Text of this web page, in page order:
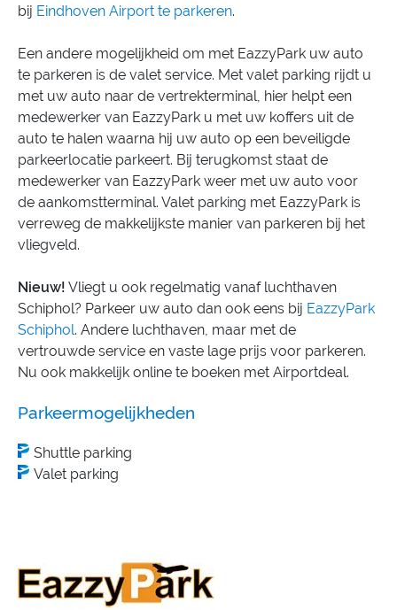
bij Eindhoven Airport te parkeren.
Een andere mogelijkheid om met EazzyPark uw auto
te parkeren is de valet service. Met valet parking rijdt u
met uw auto naar de vertrekterminal, hier helpt een
medewerker van EazzyPark u met uw koffers uit de
auto te halen waarna hij uw auto op een beveiligde
parkeerlocatie parkeert. Bij terugkomst staat de
medewerker van EazzyPark weer met uw auto voor
de aankomstterminal. Valet parking met EazzyPark is
verreweg de makkelijkste manier van parkeren bij het
vliegveld.
Nieuw! Vliegt u ook regelmatig vanaf luchthaven
Schiphol? Parkeer uw auto dan ook eens bij EazzyPark
Schiphol. Andere luchthaven, maar met de
vertrouwde service en vaste lage prijs voor parkeren.
Nu ook makkelijk online te boeken met Airportdeal.
Parkeermogelijkheden
Shuttle parking
Valet parking